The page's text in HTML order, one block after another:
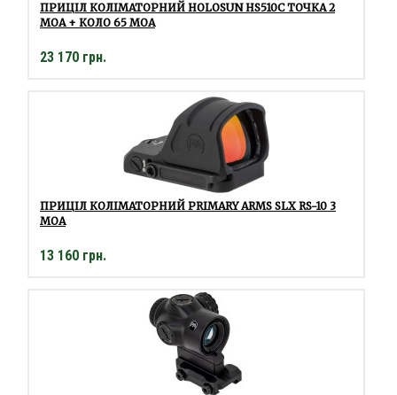
ПРИЦІЛ КОЛІМАТОРНИЙ HOLOSUN HS510С ТОЧКА 2
MOA + КОЛО 65 МОА
23 170 грн.
ПРИЦІЛ КОЛІМАТОРНИЙ PRIMARY ARMS SLX RS-10 3
МОА
13 160 грн.